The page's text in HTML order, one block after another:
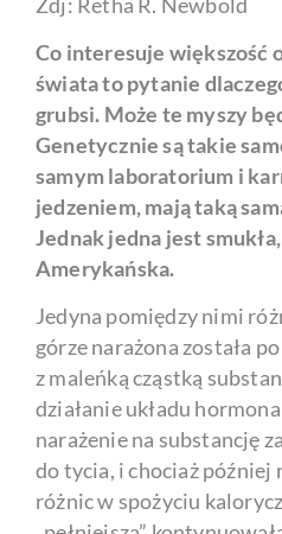
Co interesuje większość
świata to pytanie
grubsi. Może te myszy
Genetycznie są takie
samym laboratorium i
jedzeniem, mają taką
Jednak jedna jest
Amerykańska.
Jedyna pomiędzy nimi
górze narażona została
z maleńką cząstką
działanie układu
narażenie na substancję
do tycia, i chociaż później
różnic w spożyciu